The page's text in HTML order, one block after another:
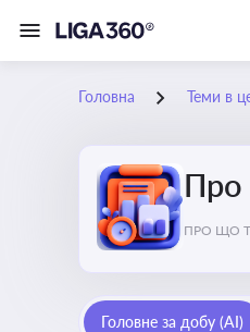
Головна Теми в
Про
ПРО ЩО
Головне за добу (AI)